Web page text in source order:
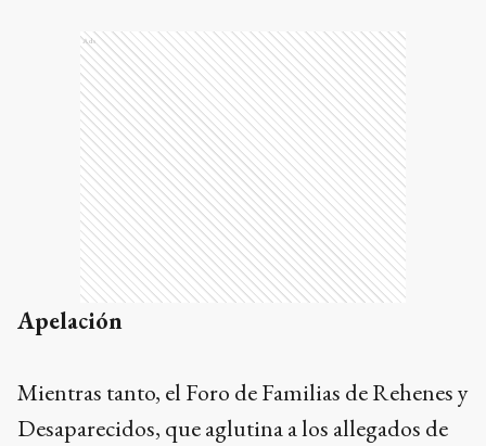
Ads
Apelación
Mientras tanto, el Foro de Familias de Rehenes y
Desaparecidos, que aglutina a los allegados de